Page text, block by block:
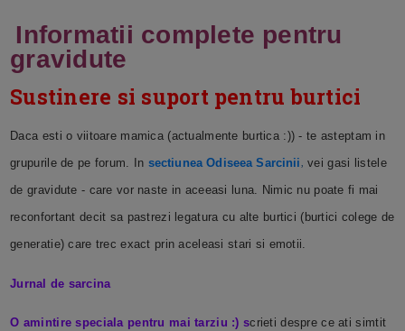
Informatii complete pentru
gravidute
Sustinere si suport pentru burtici
Daca esti o viitoare mamica (actualmente burtica :)) - te asteptam in
grupurile de pe forum. In sectiunea Odiseea Sarcinii, vei gasi listele
de gravidute - care vor naste in aceeasi luna. Nimic nu poate fi mai
reconfortant decit sa pastrezi legatura cu alte burtici (burtici colege de
generatie) care trec exact prin aceleasi stari si emotii.
Jurnal de sarcina
O amintire speciala pentru mai tarziu :) scrieti despre ce ati simtit